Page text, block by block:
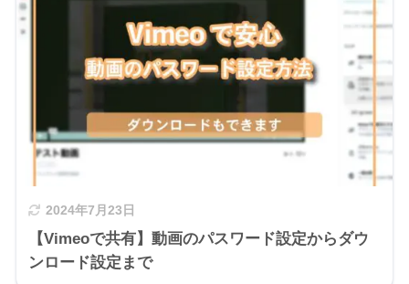
2024年7月23日
【Vimeoで共有】動画のパスワード設定からダウ
ンロード設定まで